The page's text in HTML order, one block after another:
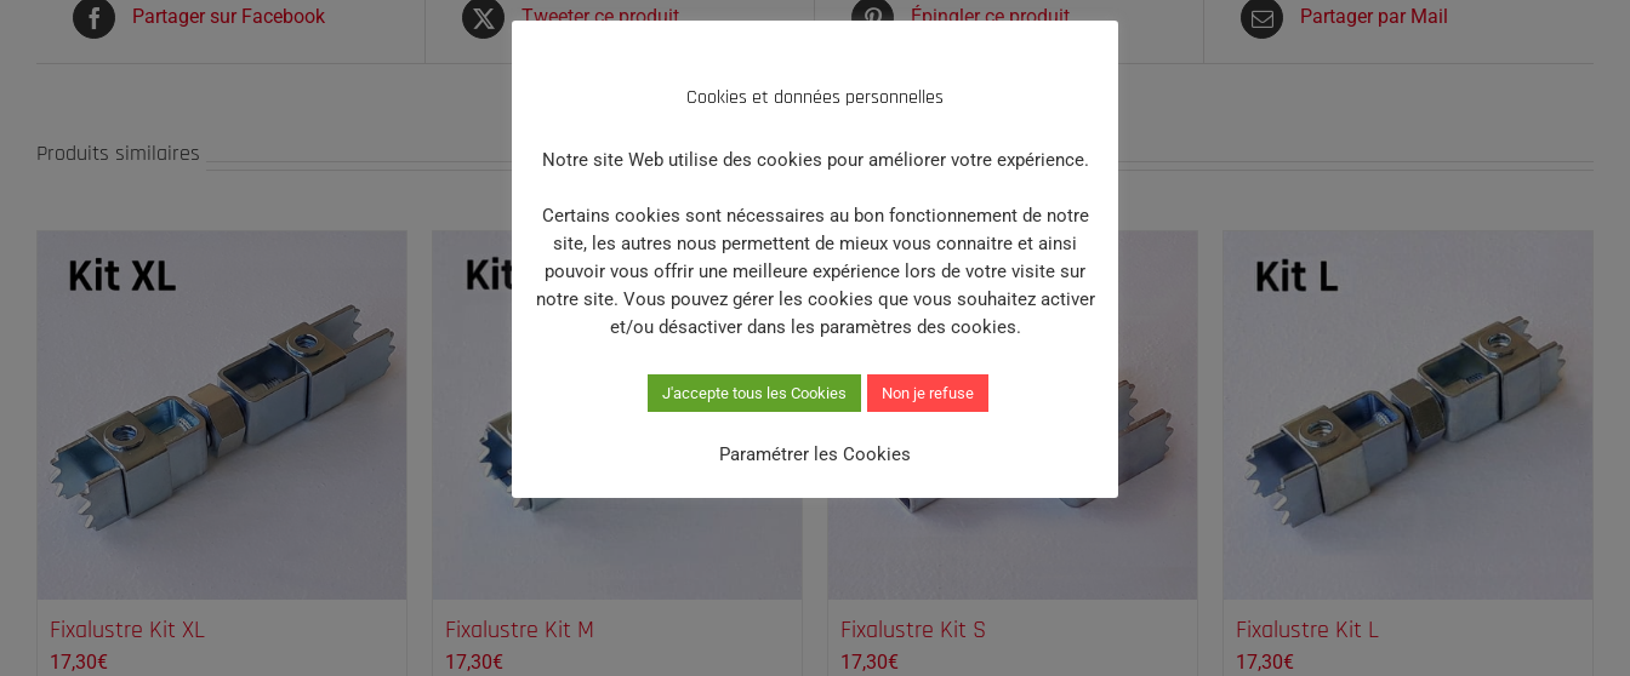
Partager sur Facebook Tweeter ce produit Épingler ce produit Partager par Mail
Produits similaires
Fixalustre Kit XL
17,30€
Fixalustre Kit M
17,30€
Fixalustre Kit S
17,30€
Fixalustre Kit L
17,30€
Cookies et données personnelles
Notre site Web utilise des cookies pour améliorer votre expérience.
Certains cookies sont nécessaires au bon fonctionnement de notre
site, les autres nous permettent de mieux vous connaitre et ainsi
pouvoir vous offrir une meilleure expérience lors de votre visite sur
notre site. Vous pouvez gérer les cookies que vous souhaitez activer
et/ou désactiver dans les paramètres des cookies.
J'accepte tous les Cookies Non je refuse
Paramétrer les Cookies